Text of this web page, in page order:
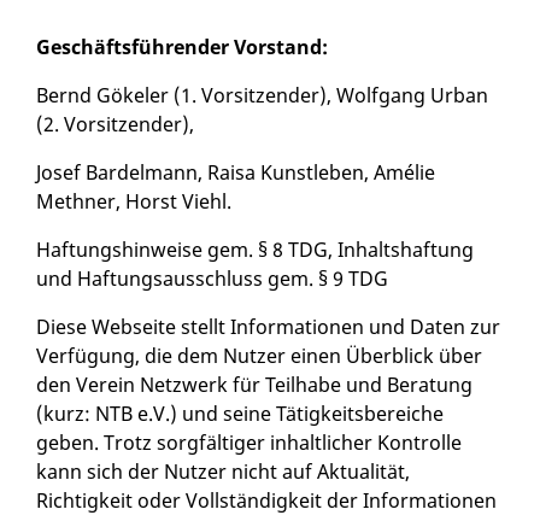
Geschäftsführender Vorstand:
Bernd Gökeler (1. Vorsitzender), Wolfgang Urban
(2. Vorsitzender),
Josef Bardelmann, Raisa Kunstleben, Amélie
Methner, Horst Viehl.
Haftungshinweise gem. § 8 TDG, Inhaltshaftung
und Haftungsausschluss gem. § 9 TDG
Diese Webseite stellt Informationen und Daten zur
Verfügung, die dem Nutzer einen Überblick über
den Verein Netzwerk für Teilhabe und Beratung
(kurz: NTB e.V.) und seine Tätigkeitsbereiche
geben. Trotz sorgfältiger inhaltlicher Kontrolle
kann sich der Nutzer nicht auf Aktualität,
Richtigkeit oder Vollständigkeit der Informationen